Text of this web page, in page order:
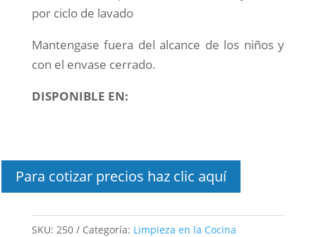
por ciclo de lavado
Mantengase fuera del alcance de los niños y
con el envase cerrado.
DISPONIBLE EN:
Para cotizar precios haz clic aquí
SKU: 250 Categoría: Limpieza en la Cocina